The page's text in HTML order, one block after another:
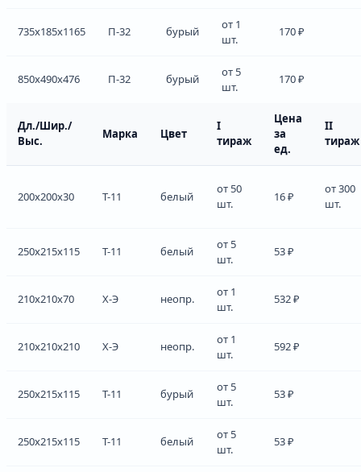
735x185x1165 П-32 бурый
от 1
шт.
170 ₽
850x490x476 П-32 бурый
от 5
шт.
170 ₽
Дл./Шир./
Выс.
Марка Цвет
I
тираж
Цена
за
ед.
II
тираж
200x200x30 Т-11 белый
от 50
шт.
16 ₽
от 300
шт.
250x215x115 Т-11 белый
от 5
шт.
53 ₽
210x210x70 Х-Э неопр.
от 1
шт.
532 ₽
210x210x210 Х-Э неопр.
от 1
шт.
592 ₽
250x215x115 Т-11 бурый
от 5
шт.
53 ₽
250x215x115 Т-11 белый
от 5
шт.
53 ₽